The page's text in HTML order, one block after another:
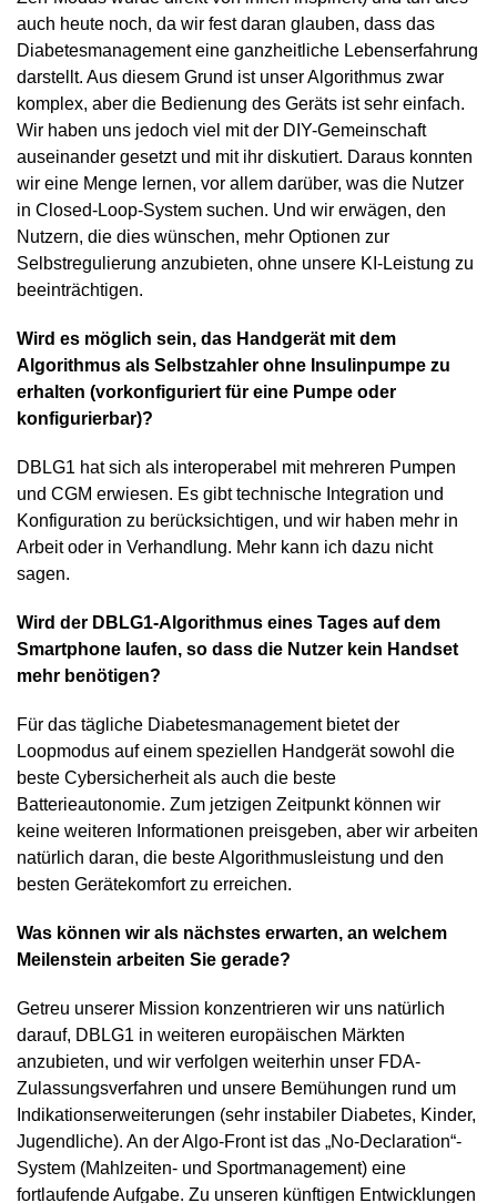
auch heute noch, da wir fest daran glauben, dass das
Diabetesmanagement eine ganzheitliche Lebenserfahrung
darstellt. Aus diesem Grund ist unser Algorithmus zwar
komplex, aber die Bedienung des Geräts ist sehr einfach.
Wir haben uns jedoch viel mit der DIY-Gemeinschaft
auseinander gesetzt und mit ihr diskutiert. Daraus konnten
wir eine Menge lernen, vor allem darüber, was die Nutzer
in Closed-Loop-System suchen. Und wir erwägen, den
Nutzern, die dies wünschen, mehr Optionen zur
Selbstregulierung anzubieten, ohne unsere KI-Leistung zu
beeinträchtigen.
Wird es möglich sein, das Handgerät mit dem
Algorithmus als Selbstzahler ohne Insulinpumpe zu
erhalten (vorkonfiguriert für eine Pumpe oder
konfigurierbar)?
DBLG1 hat sich als interoperabel mit mehreren Pumpen
und CGM erwiesen. Es gibt technische Integration und
Konfiguration zu berücksichtigen, und wir haben mehr in
Arbeit oder in Verhandlung. Mehr kann ich dazu nicht
sagen.
Wird der DBLG1-Algorithmus eines Tages auf dem
Smartphone laufen, so dass die Nutzer kein Handset
mehr benötigen?
Für das tägliche Diabetesmanagement bietet der
Loopmodus auf einem speziellen Handgerät sowohl die
beste Cybersicherheit als auch die beste
Batterieautonomie. Zum jetzigen Zeitpunkt können wir
keine weiteren Informationen preisgeben, aber wir arbeiten
natürlich daran, die beste Algorithmusleistung und den
besten Gerätekomfort zu erreichen.
Was können wir als nächstes erwarten, an welchem
Meilenstein arbeiten Sie gerade?
Getreu unserer Mission konzentrieren wir uns natürlich
darauf, DBLG1 in weiteren europäischen Märkten
anzubieten, und wir verfolgen weiterhin unser FDA-
Zulassungsverfahren und unsere Bemühungen rund um
Indikationserweiterungen (sehr instabiler Diabetes, Kinder,
Jugendliche). An der Algo-Front ist das „No-Declaration“-
System (Mahlzeiten- und Sportmanagement) eine
fortlaufende Aufgabe. Zu unseren künftigen Entwicklungen